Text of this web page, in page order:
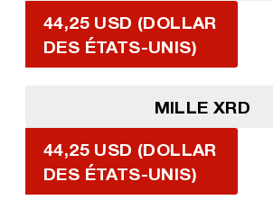
44,25 USD (DOLLAR
DES ÉTATS-UNIS)
MILLE XRD
44,25 USD (DOLLAR
DES ÉTATS-UNIS)